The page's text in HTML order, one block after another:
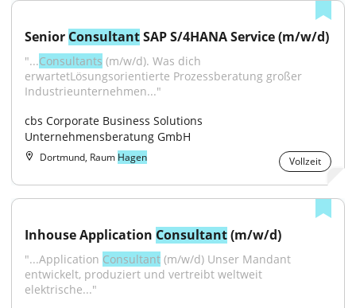
Senior Consultant SAP S/4HANA Service (m/w/d)
"...Consultants (m/w/d). Was dich
erwartetLösungsorientierte Prozessberatung großer
Industrieunternehmen..."
cbs Corporate Business Solutions
Unternehmensberatung GmbH
Dortmund, Raum Hagen Vollzeit
Inhouse Application Consultant (m/w/d)
"...Application Consultant (m/w/d) Unser Mandant
entwickelt, produziert und vertreibt weltweit
elektrische..."